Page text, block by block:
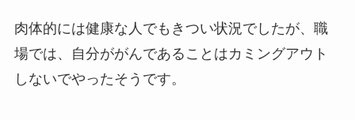
肉体的には健康な人でもきつい状況でしたが、職
場では、自分ががんであることはカミングアウト
しないでやったそうです。